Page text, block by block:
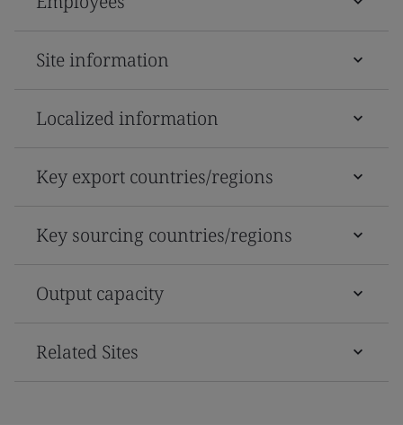
Site information
Localized information
Key export countries/regions
Key sourcing countries/regions
Output capacity
Related Sites